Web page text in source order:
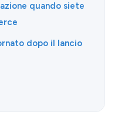
quando siete
dopo il lancio